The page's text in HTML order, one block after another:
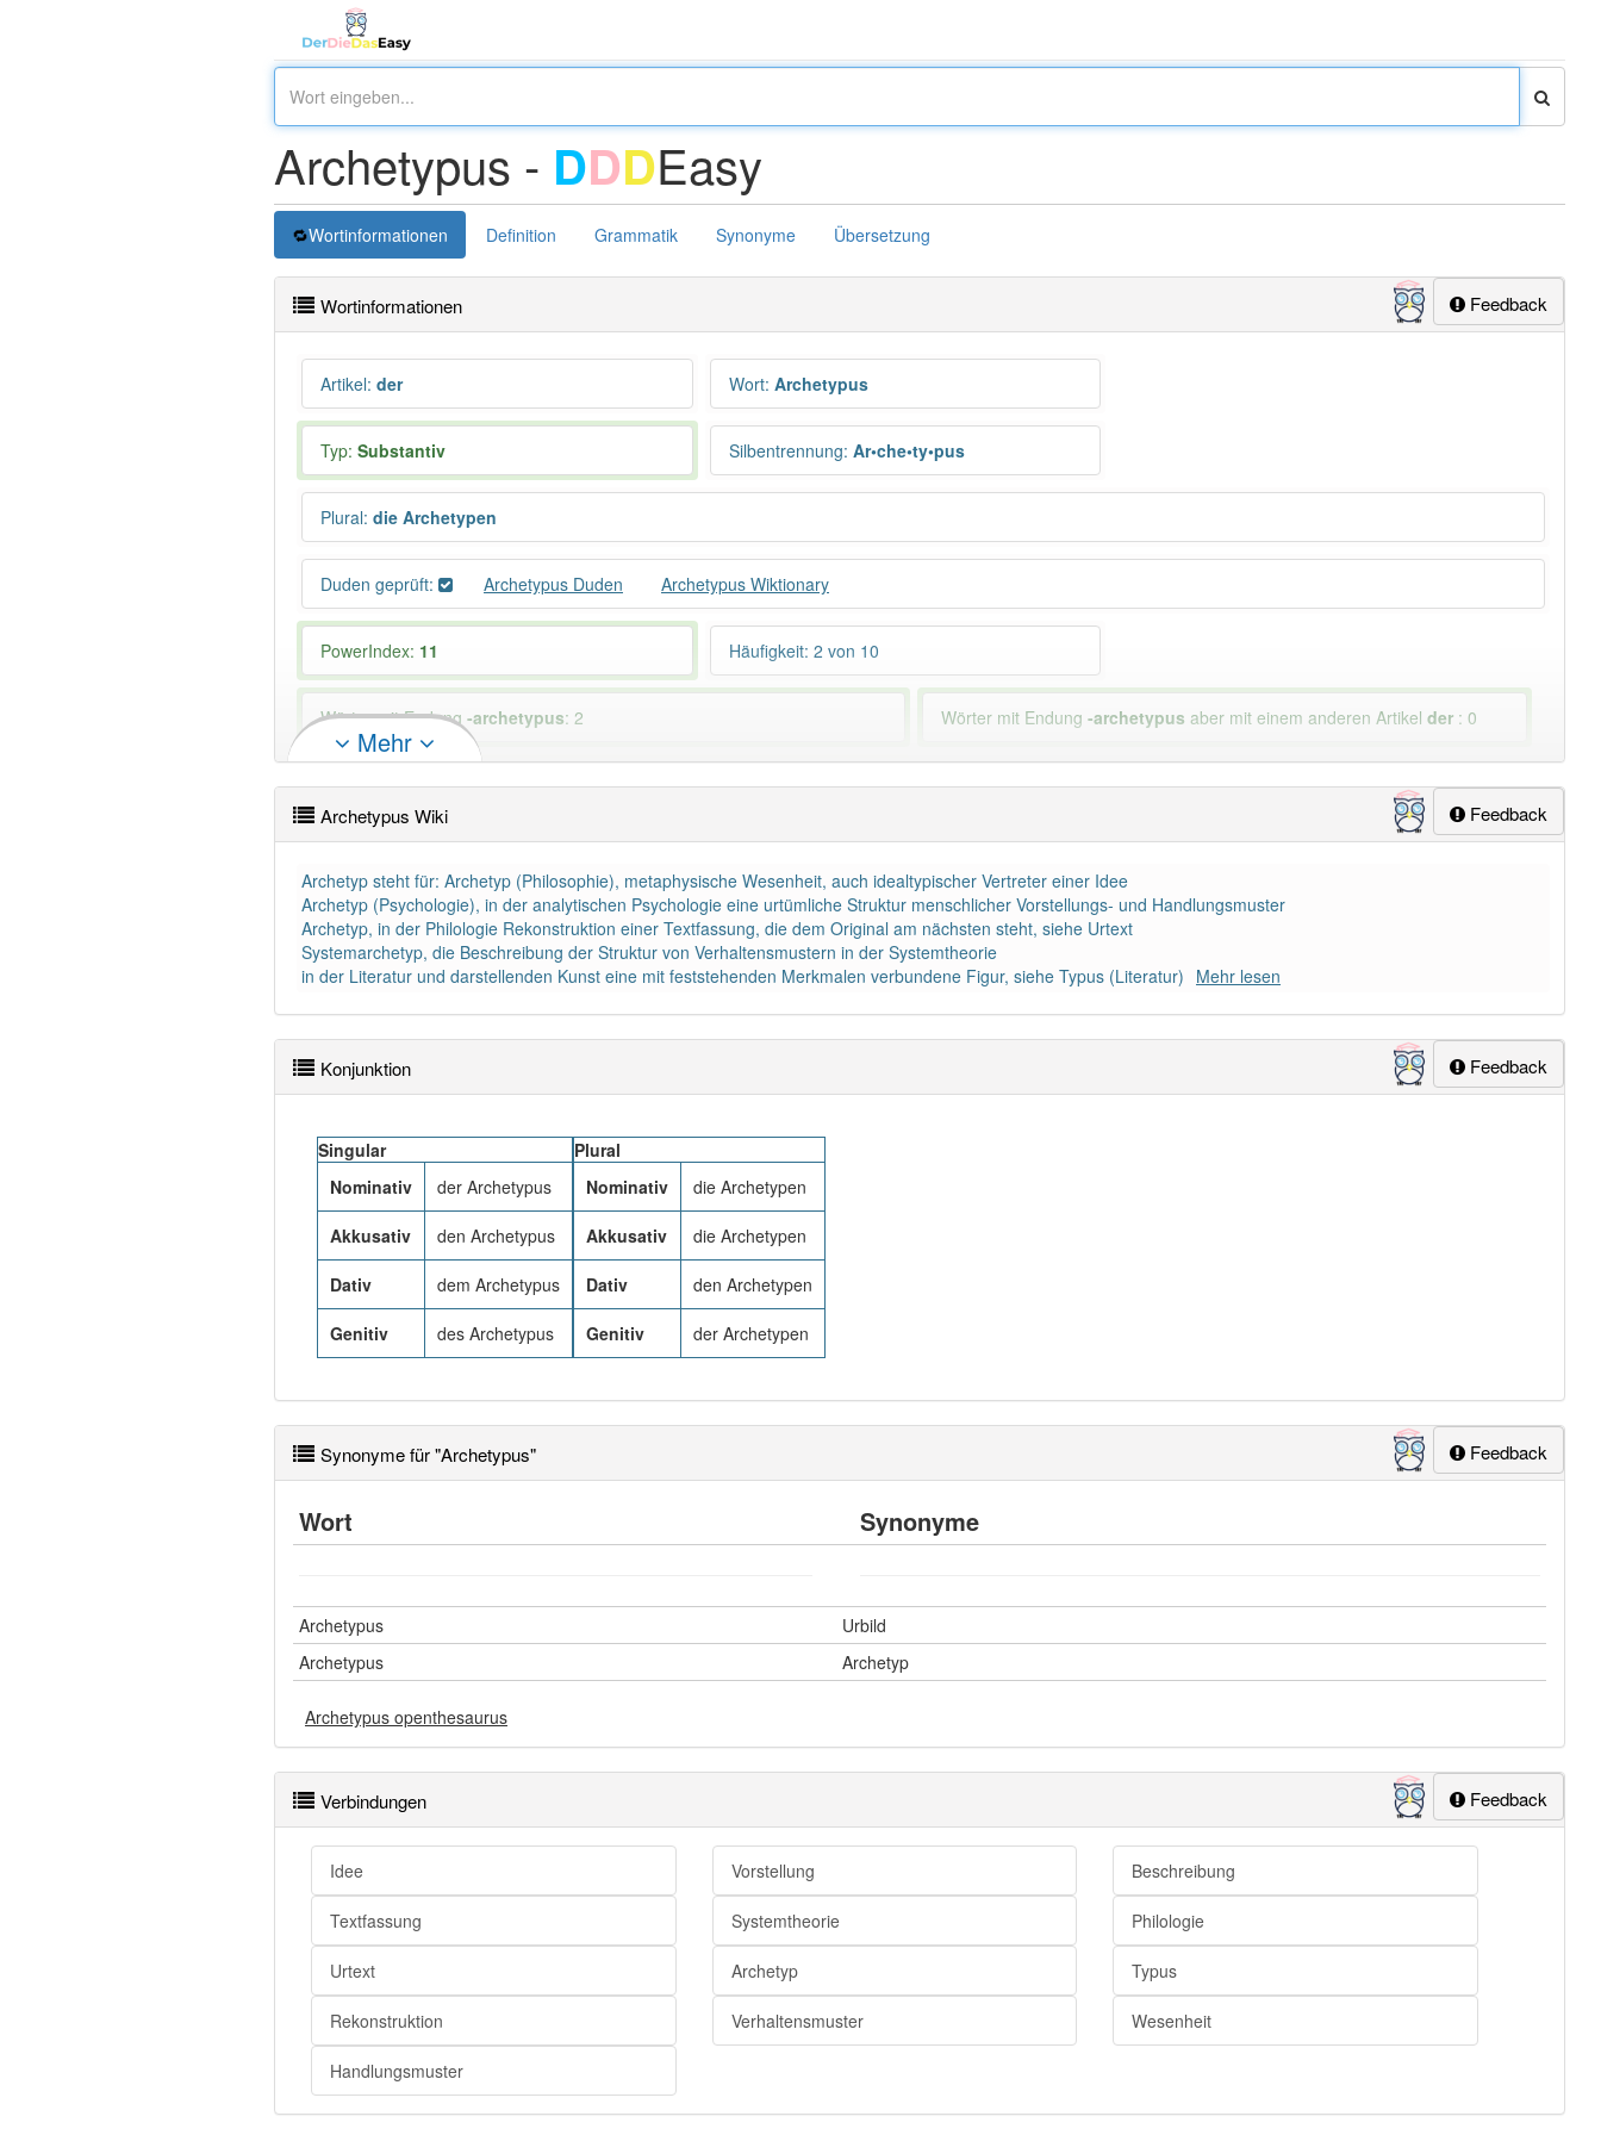
Archetypus - DDDEasy
Wortinformationen Definition Grammatik Synonyme Übersetzung
Feedback
Wortinformationen
Artikel: der Wort: Archetypus
Typ: Substantiv Silbentrennung: Ar•che•ty•pus
Plural: die Archetypen
Duden geprüft: Archetypus Duden Archetypus Wiktionary
PowerIndex: 11 Häufigkeit: 2 von 10
Wörter mit Endung -archetypus: 2 Wörter mit Endung-archetypus aber mit einem anderen Artikelder : 0
83% unserer Spielapp-Nutzer haben den Artikel korrekt erraten.
Mehr
Feedback
Archetypus Wiki
Archetyp steht für: Archetyp (Philosophie), metaphysische Wesenheit, auch idealtypischer Vertreter einer Idee
Archetyp (Psychologie), in der analytischen Psychologie eine urtümliche Struktur menschlicher Vorstellungs- und Handlungsmuster
Archetyp, in der Philologie Rekonstruktion einer Textfassung, die dem Original am nächsten steht, siehe Urtext
Systemarchetyp, die Beschreibung der Struktur von Verhaltensmustern in der Systemtheorie
in der Literatur und darstellenden Kunst eine mit feststehenden Merkmalen verbundene Figur, siehe Typus (Literatur) Mehr lesen
Feedback
Konjunktion
Singular
Nominativ
der Archetypus
Akkusativ den Archetypus
Dativ dem Archetypus
Genitiv des Archetypus
Plural
Nominativ
die Archetypen
Akkusativ die Archetypen
Dativ den Archetypen
Genitiv der Archetypen
Feedback
Synonyme für "Archetypus"
Wort Synonyme
Archetypus
Urbild
Archetypus
Archetyp
Archetypus openthesaurus
Feedback
Verbindungen
Idee Vorstellung Beschreibung
Textfassung Systemtheorie Philologie
Urtext Archetyp Typus
Rekonstruktion Verhaltensmuster Wesenheit
Handlungsmuster